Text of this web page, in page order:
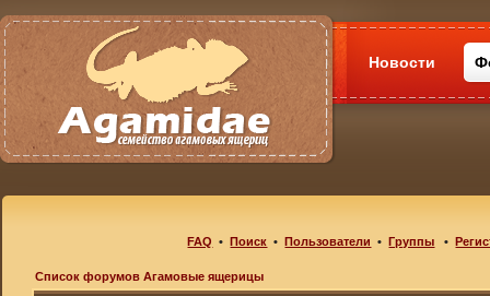
Новости
FAQ •Поиск •Пользователи •Группы •
Список форумов Агамовые ящерицы